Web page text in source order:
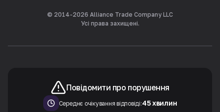
© 2014-2026 Alliance Trade Company LLC
Усі права захищені.
Повідомити про порушення
Середнє очікування відповіді:45 хвилин